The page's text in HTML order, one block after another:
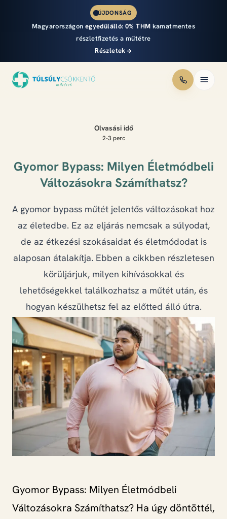
ÚJDONSÁG
Magyarországon egyedülálló: 0% THM kamatmentes
részletfizetés a műtétre
Részletek
Részletfizetés
Eredmények
Csapat
GYIK
+36 20 823 6419
Olvasási idő
2-3 perc
Gyomor Bypass: Milyen Életmódbeli
Változásokra Számíthatsz?
A gyomor bypass műtét jelentős változásokat hoz
az életedbe. Ez az eljárás nemcsak a súlyodat,
de az étkezési szokásaidat és életmódodat is
alaposan átalakítja. Ebben a cikkben részletesen
körüljárjuk, milyen kihívásokkal és
lehetőségekkel találkozhatsz a műtét után, és
hogyan készülhetsz fel az előtted álló útra.
Gyomor Bypass: Milyen Életmódbeli
Változásokra Számíthatsz? Ha úgy döntöttél,